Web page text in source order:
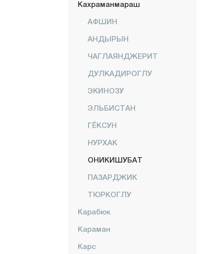
Кахраманмараш
АФШИН
АНДЫРЫН
ЧАГЛАЯНДЖЕРИТ
ДУЛКАДИРОГЛУ
ЭКИНОЗУ
ЭЛЬБИСТАН
ГЁКСУН
НУРХАК
ОНИКИШУБАТ
ПАЗАРДЖИК
ТЮРКОГЛУ
Карабюк
Караман
Карс